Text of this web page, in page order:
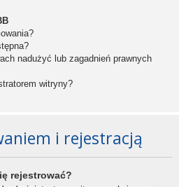
nadużyć lub zagadnień prawnych
witryny?
i rejestracją
rejestrować?